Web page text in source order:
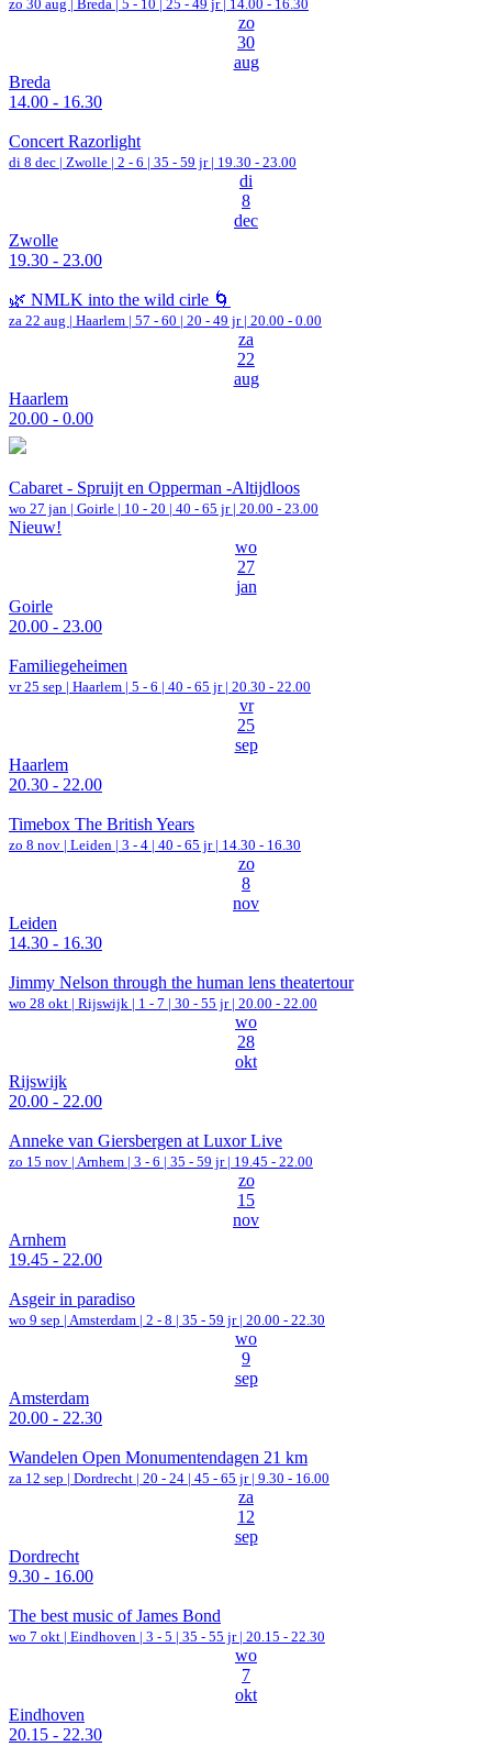
zo 30 aug | Breda 5 - 10 | 25 - 49 jr | 14.00 - 16.30
zo
30
aug
Breda
14.00 - 16.30
Concert Razorlight
di 8 dec | Zwolle | 2 - 6 | 35 - 59 jr | 19.30 - 23.00
di
8
dec
Zwolle
19.30 - 23.00
🌿 NMLK into the wild cirle 🌀
za 22 aug | Haarlem | 57 - 60 | 20 - 49 jr | 20.00 - 0.00
za
22
aug
Haarlem
20.00 - 0.00
Cabaret - Spruijt en Opperman -Altijdloos
wo 27 jan | Goirle | 10 - 20 | 40 - 65 jr | 20.00 - 23.00
Nieuw!
wo
27
jan
Goirle
20.00 - 23.00
Familiegeheimen
vr 25 sep | Haarlem | 5 - 6 | 40 - 65 jr | 20.30 - 22.00
vr
25
sep
Haarlem
20.30 - 22.00
Timebox The British Years
zo 8 nov | Leiden | 3 - 4 | 40 - 65 jr | 14.30 - 16.30
zo
8
nov
Leiden
14.30 - 16.30
Jimmy Nelson through the human lens theatertour
wo 28 okt | Rijswijk | 1 - 7 | 30 - 55 jr | 20.00 - 22.00
wo
28
okt
Rijswijk
20.00 - 22.00
Anneke van Giersbergen at Luxor Live
zo 15 nov | Arnhem | 3 - 6 | 35 - 59 jr | 19.45 - 22.00
zo
15
nov
Arnhem
19.45 - 22.00
Asgeir in paradiso
wo 9 sep | Amsterdam | 2 - 8 | 35 - 59 jr | 20.00 - 22.30
wo
9
sep
Amsterdam
20.00 - 22.30
Wandelen Open Monumentendagen 21 km
za 12 sep | Dordrecht | 20 - 24 | 45 - 65 jr | 9.30 - 16.00
za
12
sep
Dordrecht
9.30 - 16.00
The best music of James Bond
wo 7 okt | Eindhoven | 3 - 5 | 35 - 55 jr | 20.15 - 22.30
wo
7
okt
Eindhoven
20.15 - 22.30